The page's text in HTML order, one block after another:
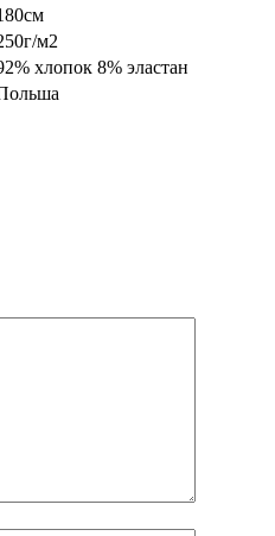
м2
хлопок 8% эластан